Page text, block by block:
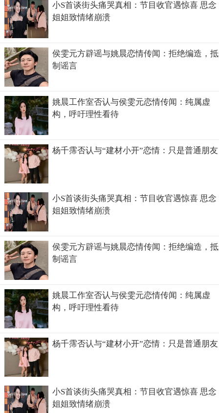
小S首谈街头痛哭真相：节目收官遇惊喜 思念
姐姐致情绪崩溃
侯雯元方辟谣与姚晨恋情传闻：拒绝编造，抵
制谣言
姚晨工作室否认与侯雯元恋情传闻：纯属虚
构，呼吁理性看待
杨千霈否认与“建材小开”恋情：只是普通朋友
小S首谈街头痛哭真相：节目收官遇惊喜 思念
姐姐致情绪崩溃
侯雯元方辟谣与姚晨恋情传闻：拒绝编造，抵
制谣言
姚晨工作室否认与侯雯元恋情传闻：纯属虚
构，呼吁理性看待
杨千霈否认与“建材小开”恋情：只是普通朋友
小S首谈街头痛哭真相：节目收官遇惊喜 思念
姐姐致情绪崩溃